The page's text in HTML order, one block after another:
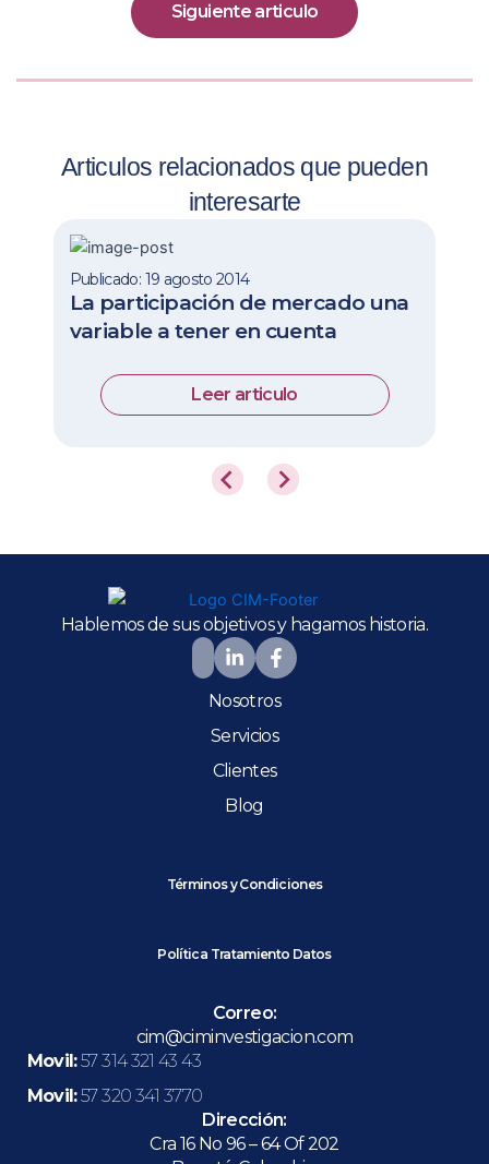
Siguiente articulo
Articulos relacionados que pueden
interesarte
Publicado: 19 agosto 2014
La participación de mercado una
variable a tener en cuenta
Leer articulo
Hablemos de sus objetivos y hagamos historia.
Nosotros
Servicios
Clientes
Blog
Términos y Condiciones
Política Tratamiento Datos
Correo:
cim@ciminvestigacion.com
Movil:57 314 321 43 43
Movil:57 320 341 3770
Dirección:
Cra 16 No 96 – 64 Of 202